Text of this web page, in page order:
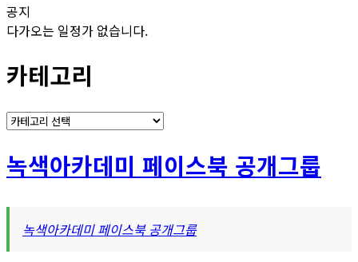
공지
다가오는 일정가 없습니다.
카테고리
카
고
리
녹색아카데미 페이스북 공개그룹
녹색아카데미 페이스북 공개그룹